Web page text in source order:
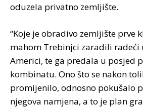
oduzela privatno zemljište.
“Koje je obradivo zemljište prve
mahom Trebinjci zaradili radeći
Americi, te ga predala u posjed
kombinatu. Ono što se nakon
promijenilo, odnosno pokušalo
njegova namjena, a to je plan